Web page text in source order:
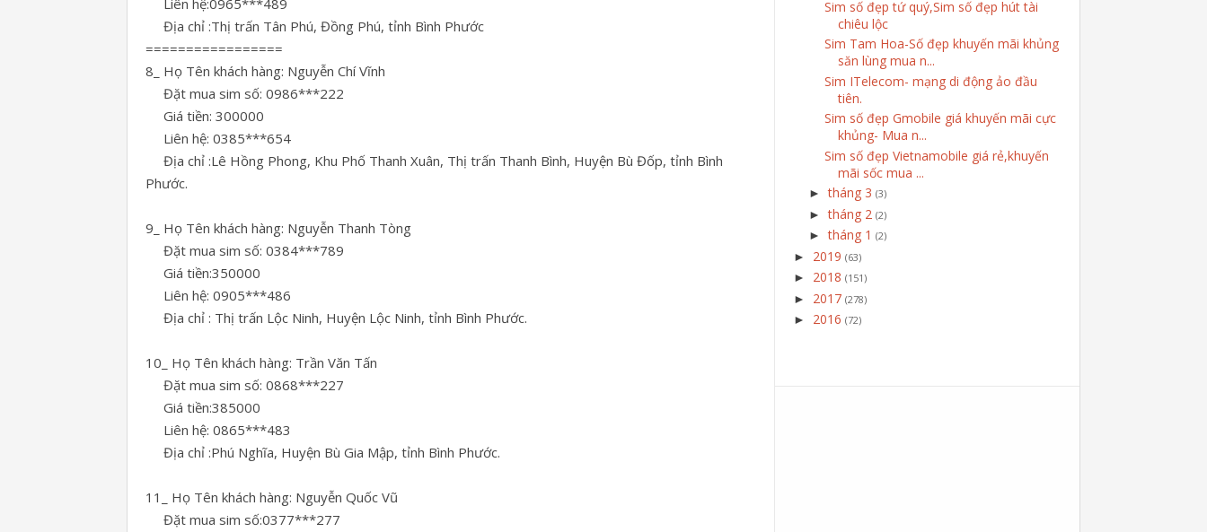
Liên hệ:0965***489
Địa chỉ :Thị trấn Tân Phú, Đồng Phú, tỉnh Bình Phước
=================
8_ Họ Tên khách hàng: Nguyễn Chí Vĩnh
Đặt mua sim số: 0986***222
Giá tiền: 300000
Liên hệ: 0385***654
Địa chỉ :Lê Hồng Phong, Khu Phố Thanh Xuân, Thị trấn Thanh Bình, Huyện Bù Đốp, tỉnh Bình
Phước.
9_ Họ Tên khách hàng: Nguyễn Thanh Tòng
Đặt mua sim số: 0384***789
Giá tiền:350000
Liên hệ: 0905***486
Địa chỉ : Thị trấn Lộc Ninh, Huyện Lộc Ninh, tỉnh Bình Phước.
10_ Họ Tên khách hàng: Trần Văn Tấn
Đặt mua sim số: 0868***227
Giá tiền:385000
Liên hệ: 0865***483
Địa chỉ :Phú Nghĩa, Huyện Bù Gia Mập, tỉnh Bình Phước.
11_ Họ Tên khách hàng: Nguyễn Quốc Vũ
Đặt mua sim số:0377***277
Sim số đẹp tứ quý,Sim số đẹp hút tài
chiêu lộc
Sim Tam Hoa-Số đẹp khuyến mãi khủng
săn lùng mua n...
Sim ITelecom- mạng di động ảo đầu
tiên.
Sim số đẹp Gmobile giá khuyến mãi cực
khủng- Mua n...
Sim số đẹp Vietnamobile giá rẻ,khuyến
mãi sốc mua ...
►tháng 3 (3)
►tháng 2 (2)
►tháng 1 (2)
► 2019 (63)
► 2018 (151)
► 2017 (278)
► 2016 (72)